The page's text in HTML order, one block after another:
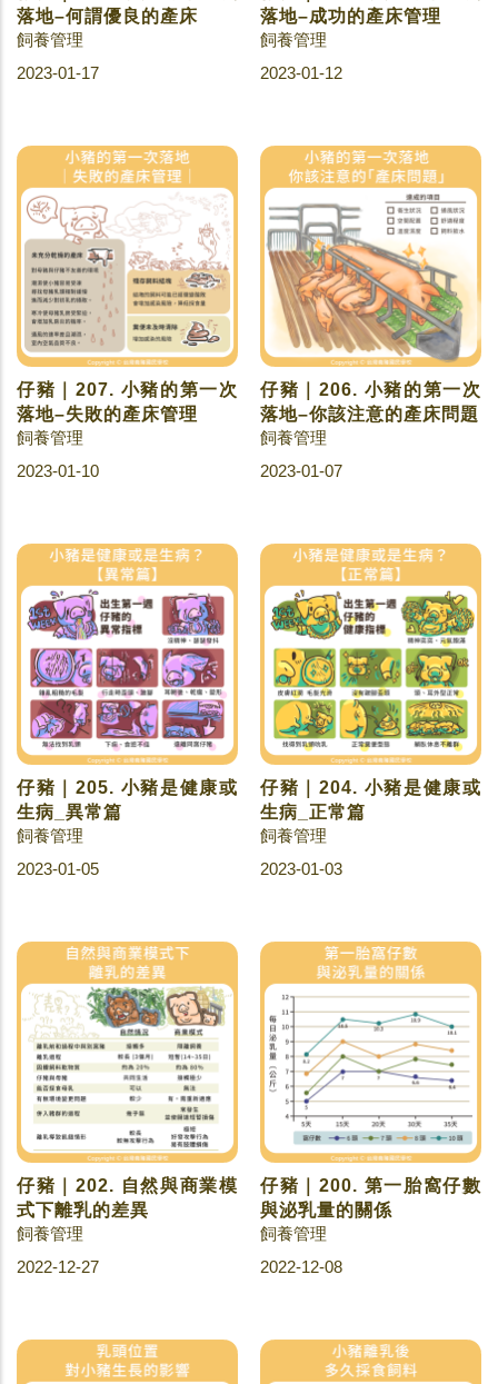
落地–何謂優良的產床
飼養管理
2023-01-17
落地–成功的產床管理
飼養管理
2023-01-12
仔豬｜207. 小豬的第一次
落地–失敗的產床管理
飼養管理
2023-01-10
仔豬｜206. 小豬的第一次
落地–你該注意的產床問題
飼養管理
2023-01-07
仔豬｜205. 小豬是健康或
生病_異常篇
飼養管理
2023-01-05
仔豬｜204. 小豬是健康或
生病_正常篇
飼養管理
2023-01-03
仔豬｜202. 自然與商業模
式下離乳的差異
飼養管理
2022-12-27
仔豬｜200. 第一胎窩仔數
與泌乳量的關係
飼養管理
2022-12-08